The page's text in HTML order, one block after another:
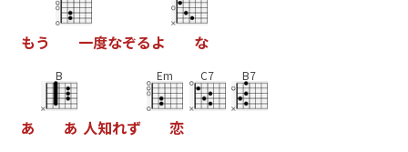
もう 一度なぞるよ な
あ
B
あ 人知れず
Em
恋
C7 B7